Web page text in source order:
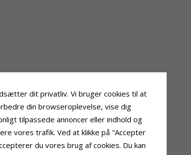
dit privatliv. Vi bruger cookies til at
din browseroplevelse, vise dig
tilpassede annoncer eller indhold og
vores trafik. Ved at klikke på "Accepter
du vores brug af cookies. Du kan